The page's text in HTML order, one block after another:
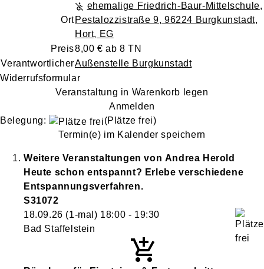
Ort
ehemalige Friedrich-Baur-Mittelschule,
Pestalozzistraße 9, 96224 Burgkunstadt,
Hort, EG
Preis8,00 € ab 8 TN
VerantwortlicherAußenstelle Burgkunstadt
Widerrufsformular
Veranstaltung in Warenkorb legen
Anmelden
Belegung:
(Plätze frei)
Termin(e) im Kalender speichern
Weitere Veranstaltungen von Andrea Herold
Heute schon entspannt? Erlebe verschiedene
Entspannungsverfahren.
S31072
18.09.26 (1-mal) 18:00 - 19:30
Bad Staffelstein